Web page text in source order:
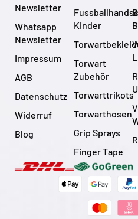
Newsletter
Whatsapp
Newsletter
Impressum
AGB
Datenschutz
Widerruf
Blog
Kinder
Torwart
Zubehör
Torwarttrikots
Torwarthosen
Grip Sprays
Finger Tape